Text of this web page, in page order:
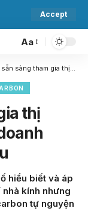
Accept
Aa
thị trường carbon của các doanh nghiệp Việt là khác nhau
thị
hiểu biết và áp
kính nhưng
tự nguyện